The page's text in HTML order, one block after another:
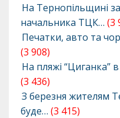
На Тернопільщині
начальника ТЦК… (3
Печатки, авто та
(3 908)
На пляжі “Циганка”
(3 436)
З березня жителям
буде… (3 415)